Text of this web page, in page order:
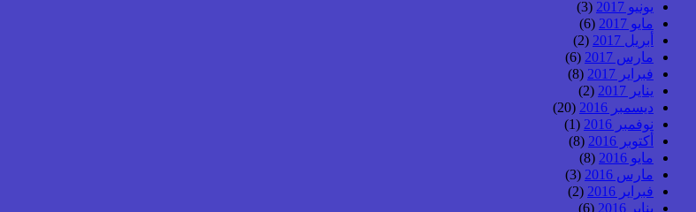
يونيو 2017
(3)
مايو 2017
(6)
أبريل 2017
(2)
مارس 2017
(6)
فبراير 2017
(8)
يناير 2017
(2)
ديسمبر 2016
(20)
نوفمبر 2016
(1)
أكتوبر 2016
(8)
مايو 2016
(8)
مارس 2016
(3)
فبراير 2016
(2)
يناير 2016
(6)